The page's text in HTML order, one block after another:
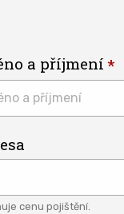
a příjmení
cenu pojištění.